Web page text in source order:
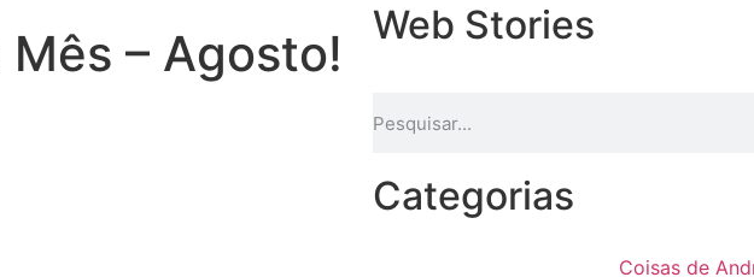
– Agosto! Web Stories
Categorias
Coisas de